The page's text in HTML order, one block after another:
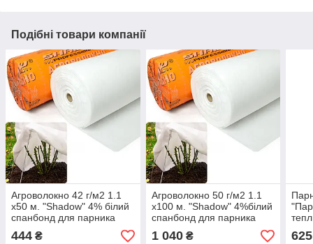
Подібні товари компанії
Агроволокно 42 г/м2 1.1
х50 м. "Shadow" 4% білий
спанбонд для парника
444 ₴
Агроволокно 50 г/м2 1.1
х100 м. "Shadow" 4%білий
спанбонд для парника
1 040₴ 625